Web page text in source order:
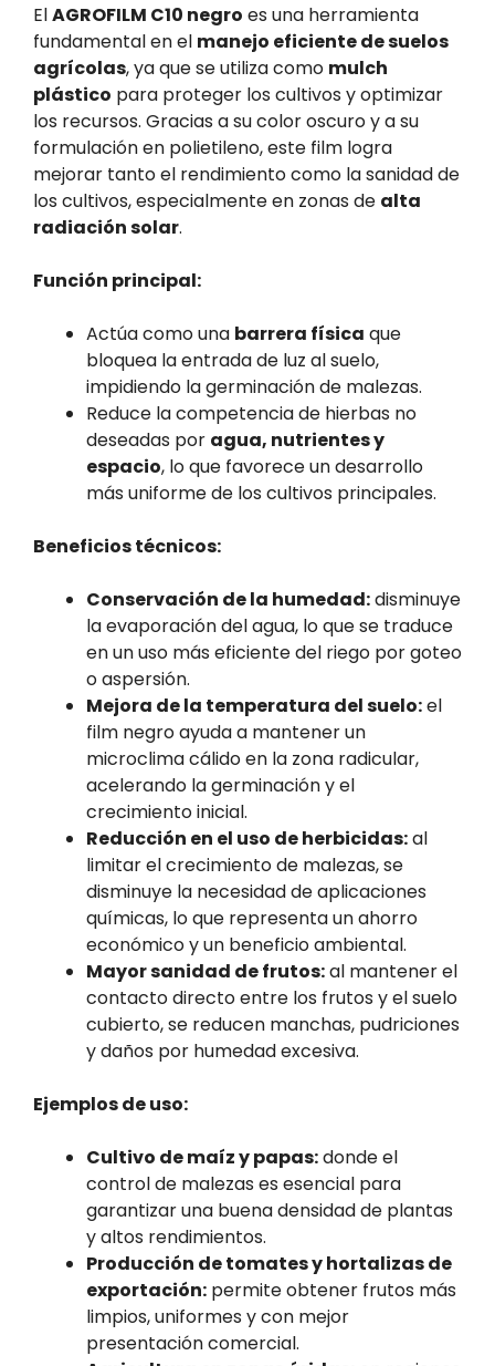
ElAGROFILM C10 negro es una herramienta
fundamental en el manejo eficiente de suelos
agrícolas, ya que se utiliza como mulch
plástico para proteger los cultivos y optimizar
los recursos. Gracias a su color oscuro y a su
formulación en polietileno, este film logra
mejorar tanto el rendimiento como la sanidad de
los cultivos, especialmente en zonas de alta
radiación solar.
Función principal:
Actúa como una barrera física que
bloquea la entrada de luz al suelo,
impidiendo la germinación de malezas.
Reduce la competencia de hierbas no
deseadas por agua, nutrientes y
espacio, lo que favorece un desarrollo
más uniforme de los cultivos principales.
Beneficios técnicos:
Conservación de la humedad:disminuye
la evaporación del agua, lo que se traduce
en un uso más eficiente del riego por goteo
o aspersión.
Mejora de la temperatura del suelo:el
film negro ayuda a mantener un
microclima cálido en la zona radicular,
acelerando la germinación y el
crecimiento inicial.
Reducción en el uso de herbicidas:al
limitar el crecimiento de malezas, se
disminuye la necesidad de aplicaciones
químicas, lo que representa un ahorro
económico y un beneficio ambiental.
Mayor sanidad de frutos:al mantener el
contacto directo entre los frutos y el suelo
cubierto, se reducen manchas, pudriciones
y daños por humedad excesiva.
Ejemplos de uso:
Cultivo de maíz y papas:donde el
control de malezas es esencial para
garantizar una buena densidad de plantas
y altos rendimientos.
Producción de tomates y hortalizas de
exportación: permite obtener frutos más
limpios, uniformes y con mejor
presentación comercial.